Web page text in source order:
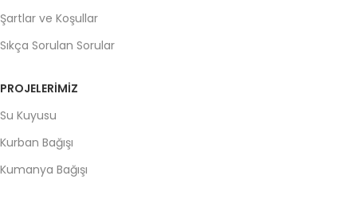
Şartlar ve Koşullar
Sıkça Sorulan Sorular
PROJELERIMIZ
Su Kuyusu
Kurban Bağışı
Kumanya Bağışı